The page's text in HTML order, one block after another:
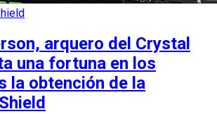
arquero del Crystal
una fortuna en los
la obtención de la